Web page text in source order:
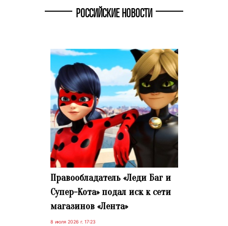
РОССИЙСКИЕ НОВОСТИ
Правообладатель «Леди Баг и
Супер-Кота» подал иск к сети
магазинов «Лента»
8 июля 2026 г. 17:23